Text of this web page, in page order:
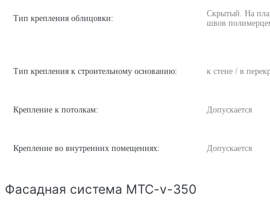
Тип крепления облицовки:
Скрытый. На
швов
Тип крепления к строительному основанию: к стене / в
Крепление к потолкам: Допускается
Крепление во внутренних помещениях: Допускается
Фасадная система MTC-v-350